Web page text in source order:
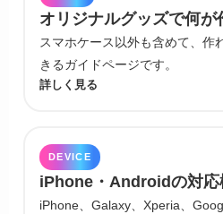
オリジナルグッズで何が
スマホケース以外も含めて、作
きるガイドページです。
詳しく見る
DEVICE
iPhone・Androidの対応
iPhone、Galaxy、Xperia、